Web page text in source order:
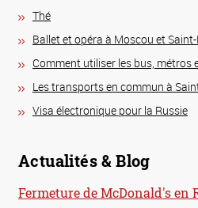
Thé
Ballet et opéra à Moscou et
Comment utiliser les bus, métros
Les transports en commun à
Visa électronique pour la Russie
Actualités & Blog
Fermeture de McDonald's en